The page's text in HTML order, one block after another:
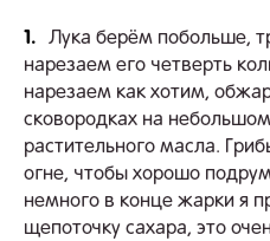
1.
Лука берём побольше,
нарезаем его четверть
нарезаем как хотим,
сковородках на
растительного масла.
огне, чтобы хорошо
немного в конце жарки я
щепоточку сахара, это